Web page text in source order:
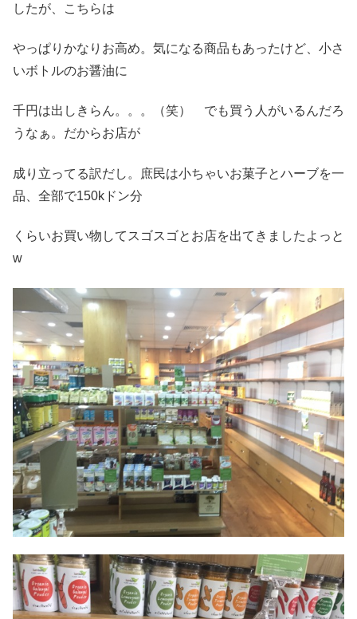
したが、こちらは
やっぱりかなりお高め。気になる商品もあったけど、小さ
いボトルのお醤油に
千円は出しきらん。。。（笑） でも買う人がいるんだろ
うなぁ。だからお店が
成り立ってる訳だし。庶民は小ちゃいお菓子とハーブを一
品、全部で150kドン分
くらいお買い物してスゴスゴとお店を出てきましたよっと
w